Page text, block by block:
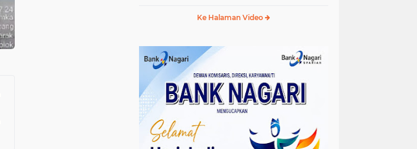
Ke Halaman Video